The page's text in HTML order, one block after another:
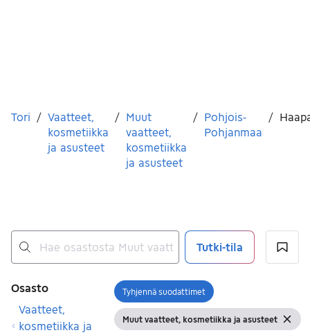
Olet tässä
Tori / Vaatteet,
kosmetiikka
ja asusteet
/ Muut
vaatteet,
kosmetiikka
ja asusteet
/ Pohjois-
Pohjanmaa
/
Tutki-tila
Suodattimet
Osasto
Vaatteet,
kosmetiikka ja
Avaa suodatin
Tyhjennä suodattimet
Näytä suodattimet
Muut vaatteet, kosmetiikka ja asusteet